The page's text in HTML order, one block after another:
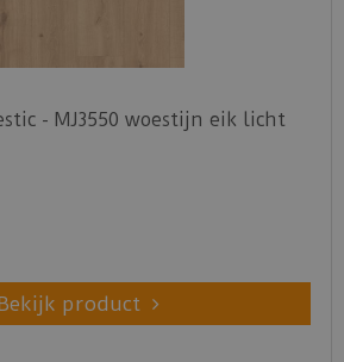
- MJ3550 woestijn eik licht
product